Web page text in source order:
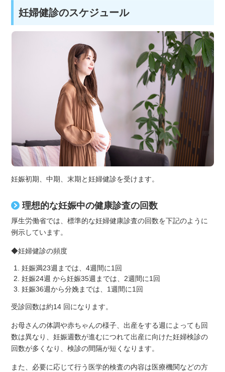
妊婦健診のスケジュール
妊娠初期、中期、末期と妊婦健診を受けます。
理想的な妊娠中の健康診査の回数
厚生労働省では、標準的な妊婦健康診査の回数を下記のように
例示しています。
◆妊婦健診の頻度
妊娠満23週までは、4週間に1回
妊娠24週 から妊娠35週までは、2週間に1回
妊娠36週から分娩までは、1週間に1回
受診回数は約14 回になります。
お母さんの体調や赤ちゃんの様子、出産をする週によっても回
数は異なり、妊娠週数が進むにつれて出産に向けた妊婦検診の
回数が多くなり、検診の間隔が短くなります。
また、必要に応じて行う医学的検査の内容は医療機関などの方